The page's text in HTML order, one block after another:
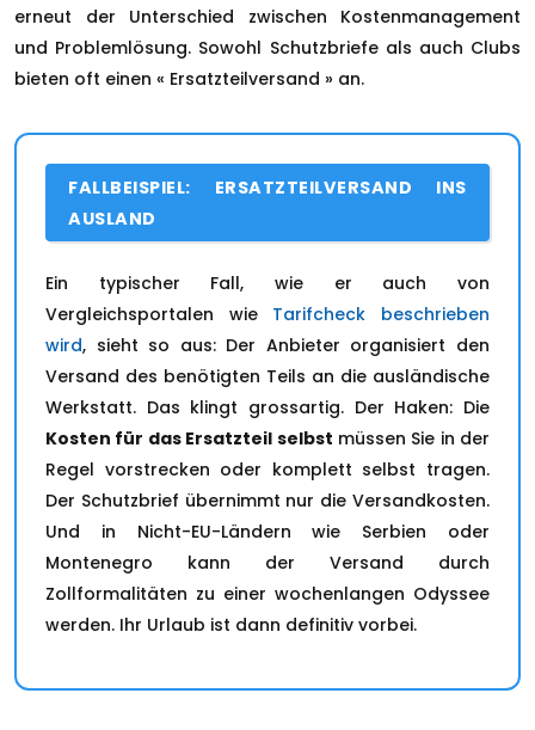
erneut der Unterschied zwischen Kostenmanagement
und Problemlösung. Sowohl Schutzbriefe als auch Clubs
bieten oft einen « Ersatzteilversand » an.
FALLBEISPIEL: ERSATZTEILVERSAND INS
AUSLAND
Ein typischer Fall, wie er auch von
Vergleichsportalen wie Tarifcheck beschrieben
wird, sieht so aus: Der Anbieter organisiert den
Versand des benötigten Teils an die ausländische
Werkstatt. Das klingt grossartig. Der Haken: Die
Kosten für das Ersatzteil selbst müssen Sie in der
Regel vorstrecken oder komplett selbst tragen.
Der Schutzbrief übernimmt nur die Versandkosten.
Und in Nicht-EU-Ländern wie Serbien oder
Montenegro kann der Versand durch
Zollformalitäten zu einer wochenlangen Odyssee
werden. Ihr Urlaub ist dann definitiv vorbei.